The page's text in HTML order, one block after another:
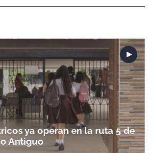
ya operan en la ruta 5 de
Antiguo